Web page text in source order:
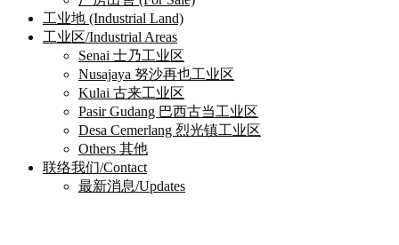
工业地 (Industrial Land)
工业区/Industrial Areas
Senai 士乃工业区
Nusajaya 努沙再也工业区
Kulai 古来工业区
Pasir Gudang 巴西古当工业区
Desa Cemerlang 烈光镇工业区
Others 其他
联络我们/Contact
最新消息/Updates